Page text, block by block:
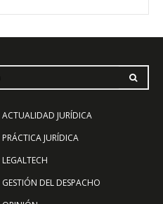
ACTUALIDAD JURÍDICA
PRÁCTICA JURÍDICA
LEGALTECH
GESTIÓN DEL DESPACHO